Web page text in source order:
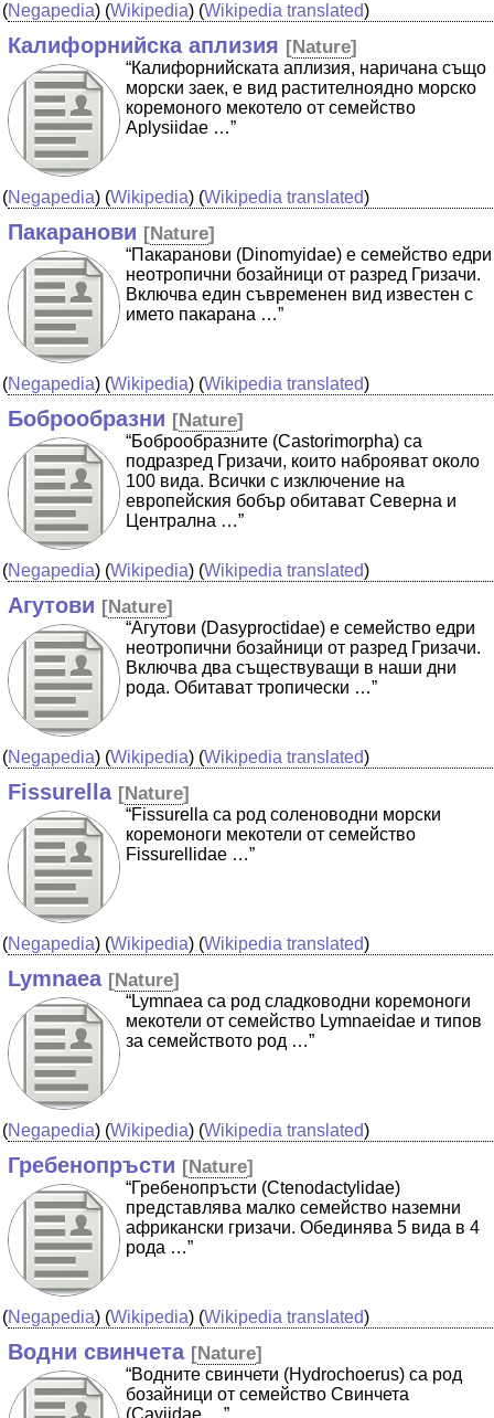
(Negapedia) (Wikipedia) (Wikipedia translated)
Калифорнийска аплизия [Nature]
“Калифорнийската аплизия, наричана също
морски заек, е вид растителноядно морско
коремоного мекотело от семейство
Aplysiidae …”
(Negapedia) (Wikipedia) (Wikipedia translated)
Пакаранови [Nature]
“Пакаранови (Dinomyidae) е семейство едри
неотропични бозайници от разред Гризачи.
Включва един съвременен вид известен с
името пакарана …”
(Negapedia) (Wikipedia) (Wikipedia translated)
Боброобразни [Nature]
“Боброобразните (Castorimorpha) са
подразред Гризачи, които наброяват около
100 вида. Всички с изключение на
европейския бобър обитават Северна и
Централна …”
(Negapedia) (Wikipedia) (Wikipedia translated)
Агутови [Nature]
“Агутови (Dasyproctidae) е семейство едри
неотропични бозайници от разред Гризачи.
Включва два съществуващи в наши дни
рода. Обитават тропически …”
(Negapedia) (Wikipedia) (Wikipedia translated)
Fissurella [Nature]
“Fissurella са род соленоводни морски
коремоноги мекотели от семейство
Fissurellidae …”
(Negapedia) (Wikipedia) (Wikipedia translated)
Lymnaea [Nature]
“Lymnaea са род сладководни коремоноги
мекотели от семейство Lymnaeidae и типов
за семейството род …”
(Negapedia) (Wikipedia) (Wikipedia translated)
Гребенопръсти [Nature]
“Гребенопръсти (Ctenodactylidae)
представлява малко семейство наземни
африкански гризачи. Обединява 5 вида в 4
рода …”
(Negapedia) (Wikipedia) (Wikipedia translated)
Водни свинчета [Nature]
“Водните свинчети (Hydrochoerus) са род
бозайници от семейство Свинчета